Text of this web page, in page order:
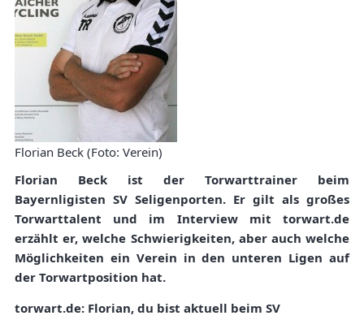
Florian Beck (Foto: Verein)
Florian Beck ist der Torwarttrainer beim
Bayernligisten SV Seligenporten. Er gilt als großes
Torwarttalent und im Interview mit torwart.de
erzählt er, welche Schwierigkeiten, aber auch welche
Möglichkeiten ein Verein in den unteren Ligen auf
der Torwartposition hat.
torwart.de: Florian, du bist aktuell beim SV